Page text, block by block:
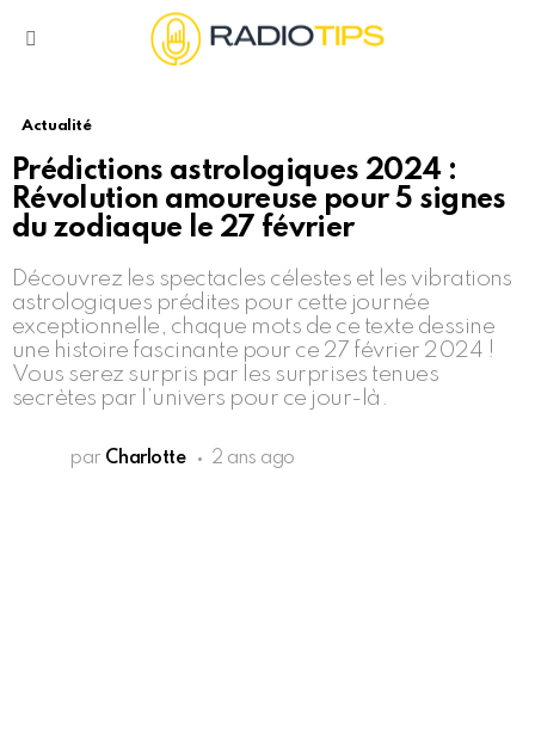
Actualité
Prédictions astrologiques 2024 :
Révolution amoureuse pour 5 signes
du zodiaque le 27 février
Découvrez les spectacles célestes et les vibrations
astrologiques prédites pour cette journée
exceptionnelle, chaque mots de ce texte dessine
une histoire fascinante pour ce 27 février 2024 !
Vous serez surpris par les surprises tenues
secrètes par l’univers pour ce jour-là.
par Charlotte 2 ans ago